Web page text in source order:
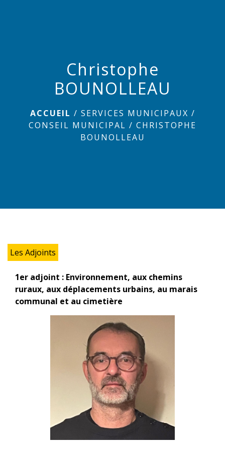
Christophe
BOUNOLLEAU
ACCUEIL / SERVICES MUNICIPAUX /
CONSEIL MUNICIPAL / CHRISTOPHE
BOUNOLLEAU
Les Adjoints
1er adjoint : Environnement, aux chemins
ruraux, aux déplacements urbains, au marais
communal et au cimetière